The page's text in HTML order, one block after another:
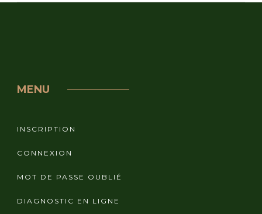
MENU
INSCRIPTION
CONNEXION
MOT DE PASSE OUBLIÉ
DIAGNOSTIC EN LIGNE